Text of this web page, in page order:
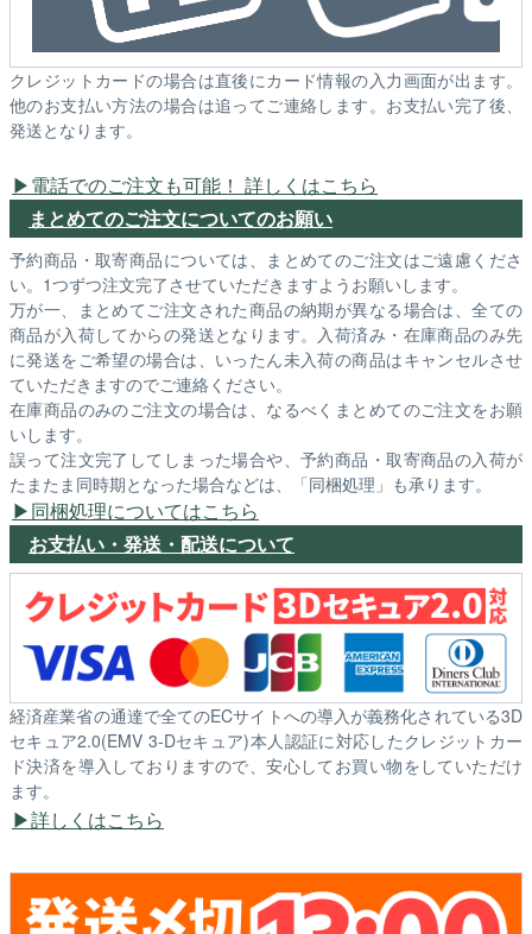
クレジットカードの場合は直後にカード情報の入力画面が出ます。
他のお支払い方法の場合は追ってご連絡します。お支払い完了後、
発送となります。
電話でのご注文も可能！ 詳しくはこちら
まとめてのご注文についてのお願い
予約商品・取寄商品については、まとめてのご注文はご遠慮くださ
い。1つずつ注文完了させていただきますようお願いします。
万が一、まとめてご注文された商品の納期が異なる場合は、全ての
商品が入荷してからの発送となります。入荷済み・在庫商品のみ先
に発送をご希望の場合は、いったん未入荷の商品はキャンセルさせ
ていただきますのでご連絡ください。
在庫商品のみのご注文の場合は、なるべくまとめてのご注文をお願
いします。
誤って注文完了してしまった場合や、予約商品・取寄商品の入荷が
たまたま同時期となった場合などは、「同梱処理」も承ります。
同梱処理についてはこちら
お支払い・発送・配送について
経済産業省の通達で全てのECサイトへの導入が義務化されている3D
セキュア2.0(EMV 3-Dセキュア)本人認証に対応したクレジットカー
ド決済を導入しておりますので、安心してお買い物をしていただけ
ます。
詳しくはこちら